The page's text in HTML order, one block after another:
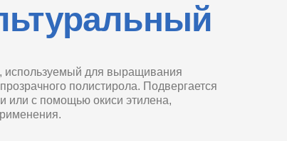
используемый для выращивания
полистирола. Подвергается
или с помощью окиси этилена,